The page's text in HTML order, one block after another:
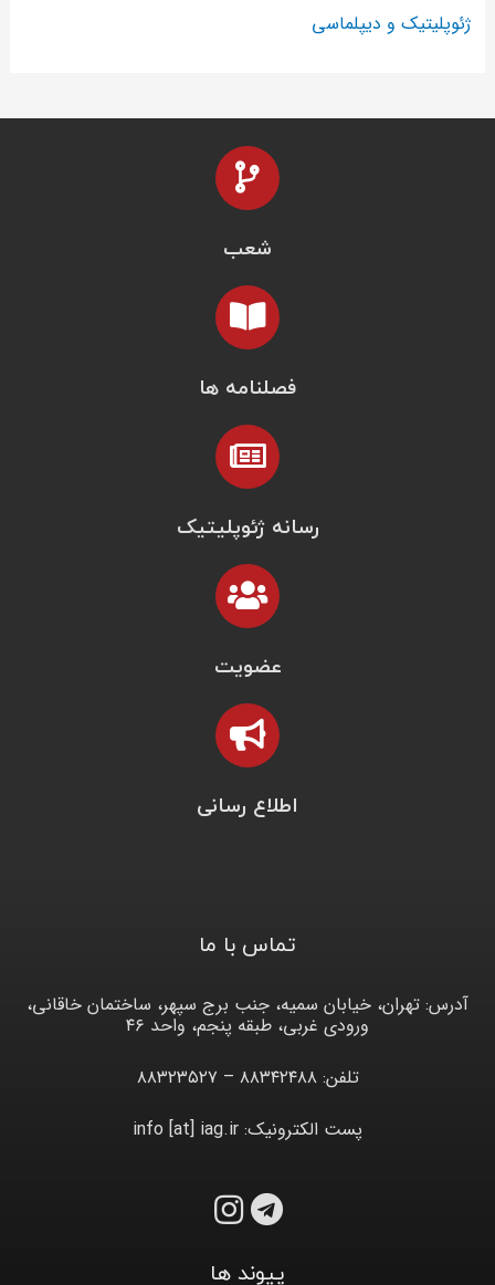
ژئوپلیتیک و دیپلماسی
شعب
فصلنامه ها
رسانه ژئوپلیتیک
عضویت
اطلاع رسانی
تماس با ما
آدرس: تهران، خیابان سمیه، جنب برج سپهر، ساختمان خاقانی،
ورودی غربی، طبقه پنجم، واحد ۴۶
تلفن: ۸۸۳۴۲۴۸۸ – ۸۸۳۲۳۵۲۷
پست الکترونیک: info [at] iag.ir
پیوند ها